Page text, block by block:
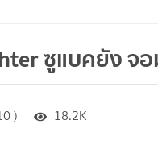
ซูแบคยัง จ
) 18.2K